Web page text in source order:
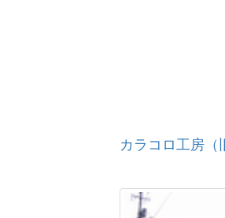
カラコロ工房